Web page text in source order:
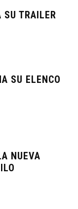
SU TRAILER
SU ELENCO
NUEVA